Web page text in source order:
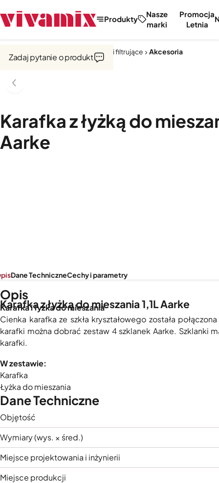
Produkty
Nasze
marki
Promocja
Letnia
Saturatory, dzbanki filtrujące Akcesoria
Karafka z łyżką do
Aarke
Zadaj pytanie o produkt
Karafka z łyżką do mieszania 1,1L Aarke
Dane TechniczneCechy i parametry
Opis
Karafka i łyżka do mieszania
Cienka karafka ze szkła kryształowego została
karafki można dobrać zestaw 4 szklanek Aarke. Szklanki
karafki.
W zestawie:
Karafka
Łyżka do mieszania
Dane Techniczne
Objętość
Wymiary (wys. × śred.)
Miejsce projektowania i inżynierii
Miejsce produkcji